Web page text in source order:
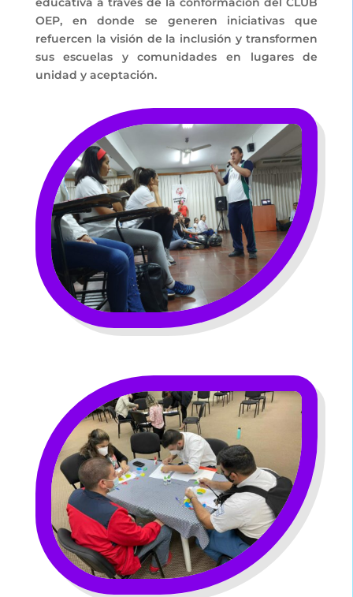
OEP, en donde se generen iniciativas que
refuercen la visión de la inclusión y transformen
sus escuelas y comunidades en lugares de
unidad y aceptación.